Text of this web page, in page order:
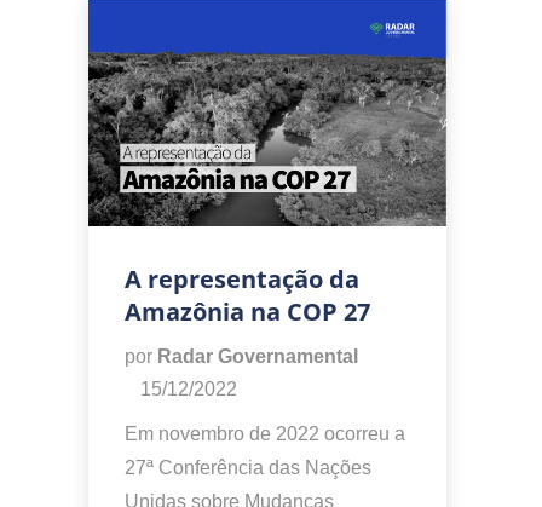
A representação da
Amazônia na COP 27
por Radar Governamental
15/12/2022
Em novembro de 2022 ocorreu a
27ª Conferência das Nações
Unidas sobre Mudanças